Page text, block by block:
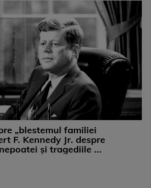
„blestemul familiei
F. Kennedy Jr. despre
și tragediile ...